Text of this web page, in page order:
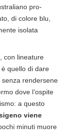
pro-
di colore blu,
isolata
con lineature
quello di dare
senza rendersene
dove l’ospite
a questo
viene
minuti muore